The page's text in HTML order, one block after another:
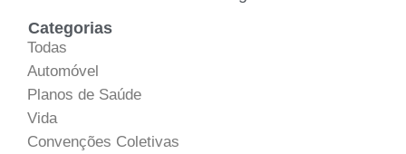
Categorias
Todas
Automóvel
Planos de Saúde
Vida
Convenções Coletivas